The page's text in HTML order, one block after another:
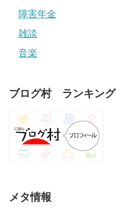
障害年金
雑談
音楽
ブログ村 ランキング
メタ情報